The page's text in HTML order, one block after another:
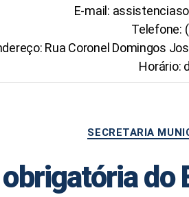
E-mail:
Telefone:
Rua Coronel Domingos
Horário:
SECRETARIA
do